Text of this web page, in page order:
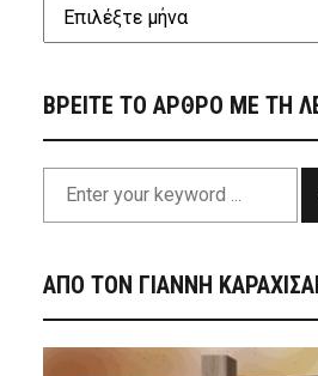
ΒΡΕΙΤΕ ΤΟ ΑΡΘΡΟ ΜΕ ΤΗ
ΑΠΟ ΤΟΝ ΓΙΑΝΝΗ